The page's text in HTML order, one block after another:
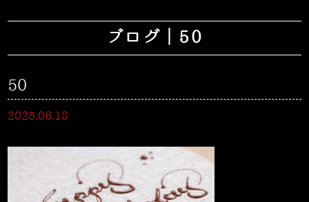
ブログ｜50
50
2025.06.18